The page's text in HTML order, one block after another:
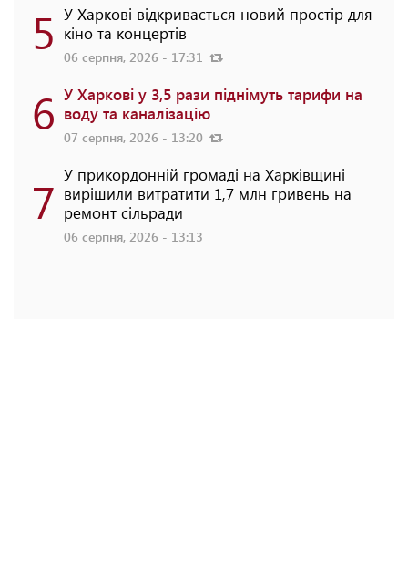
5 У Харкові відкривається новий простір для
кіно та концертів
06 серпня, 2026 - 17:31
6 У Харкові у 3,5 рази піднімуть тарифи на
воду та каналізацію
07 серпня, 2026 - 13:20
7 У прикордонній громаді на Харківщині
вирішили витратити 1,7 млн гривень на
ремонт сільради
06 серпня, 2026 - 13:13